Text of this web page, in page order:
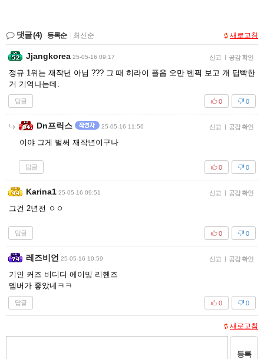
댓글(4) 등록순 최신순 새로고침
Jjangkorea 25-05-16 09:17 신고 | 공감 확인
정규 1위는 재작년 아님 ??? 그 때 히라이 플옵 오만 벤픽 보고 개 딥빡한
거 기억나는데.
답글 0
0
Dn프릭스 25-05-16 11:56 신고 | 공감 확인
이야 그게 벌써 재작년이구나
답글 0
0
Karina1 25-05-16 09:51 신고 | 공감 확인
그건 2년전 ㅇㅇ
답글 0
0
레즈비언 25-05-16 10:59 신고 | 공감 확인
기인 커즈 비디디 에이밍 리헨즈
멤버가 좋았네ㅋㅋ
답글 0
0
새로고침
등록